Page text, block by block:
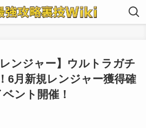
レンジャー】ウルトラガチ
6月新規レンジャー獲得確
ント開催！